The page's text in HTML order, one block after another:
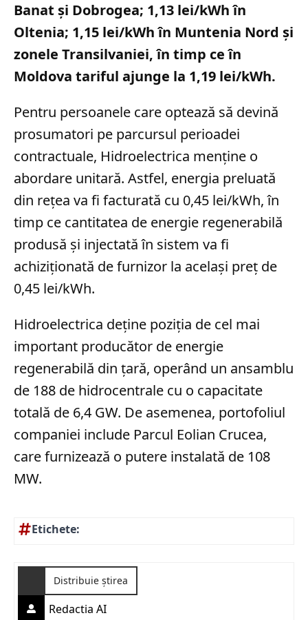
Banat și Dobrogea; 1,13 lei/kWh în
Oltenia; 1,15 lei/kWh în Muntenia Nord și
zonele Transilvaniei, în timp ce în
Moldova tariful ajunge la 1,19 lei/kWh.
Pentru persoanele care optează să devină
prosumatori pe parcursul perioadei
contractuale, Hidroelectrica menține o
abordare unitară. Astfel, energia preluată
din rețea va fi facturată cu 0,45 lei/kWh, în
timp ce cantitatea de energie regenerabilă
produsă și injectată în sistem va fi
achiziționată de furnizor la același preț de
0,45 lei/kWh.
Hidroelectrica deține poziția de cel mai
important producător de energie
regenerabilă din țară, operând un ansamblu
de 188 de hidrocentrale cu o capacitate
totală de 6,4 GW. De asemenea, portofoliul
companiei include Parcul Eolian Crucea,
care furnizează o putere instalată de 108
MW.
Etichete:
Distribuie știrea
Redactia AI